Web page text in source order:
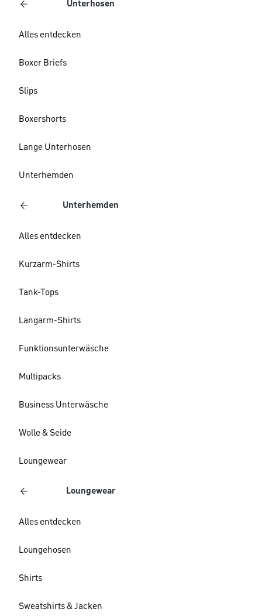
Unterhosen
Alles entdecken
Boxer Briefs
Slips
Boxershorts
Lange Unterhosen
Unterhemden
Unterhemden
Alles entdecken
Kurzarm-Shirts
Tank-Tops
Langarm-Shirts
Funktionsunterwäsche
Multipacks
Business Unterwäsche
Wolle & Seide
Loungewear
Loungewear
Alles entdecken
Loungehosen
Shirts
Sweatshirts & Jacken